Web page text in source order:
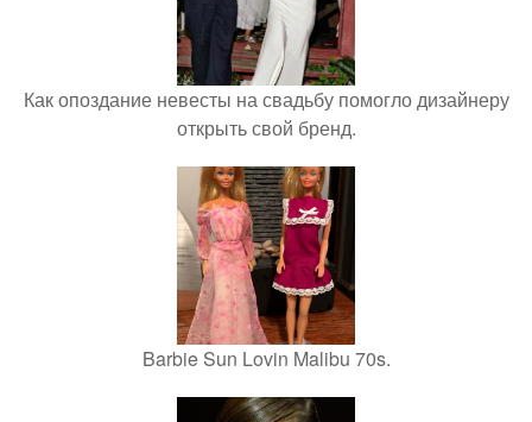
Как опоздание невесты на свадьбу помогло дизайнеру
открыть свой бренд.
Barbie Sun Lovin Malibu 70s.